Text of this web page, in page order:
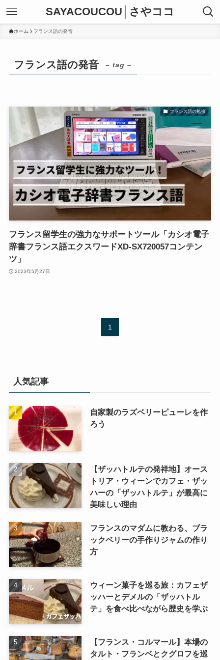
SAYACOUCOU│さやココ
ホーム フランス語の発音
フランス語の発音 – tag –
フランス語の勉強
フランス留学生の強力なサポートツール「カシオ電子
辞書フランス語エクスワードXD-SX720057コンテン
ツ」
2023年5月27日
1
人気記事
自家製のラズベリーピューレを作
ろう
【ザッハトルテの発祥地】オース
トリア・ウィーンでカフェ・ザッ
ハーの「ザッハトルテ」が最高に
美味しい理由
フランスのマダムに教わる、ブラ
ックベリーの手作りジャムの作り
方
ウィーン菓子を巡る旅：カフェザ
ッハーとデメルの「ザッハトル
テ」を食べ比べながら歴史を学ぶ
【フランス・コルマール】本場の
タルト・フランベとクグロフを巡